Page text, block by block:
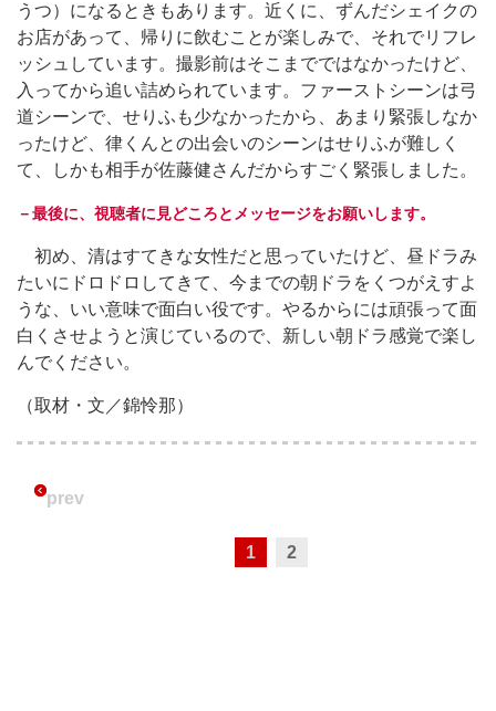
うつ）になるときもあります。近くに、ずんだシェイクの
お店があって、帰りに飲むことが楽しみで、それでリフレ
ッシュしています。撮影前はそこまでではなかったけど、
入ってから追い詰められています。ファーストシーンは弓
道シーンで、せりふも少なかったから、あまり緊張しなか
ったけど、律くんとの出会いのシーンはせりふが難しく
て、しかも相手が佐藤健さんだからすごく緊張しました。
－最後に、視聴者に見どころとメッセージをお願いします。
初め、清はすてきな女性だと思っていたけど、昼ドラみ
たいにドロドロしてきて、今までの朝ドラをくつがえすよ
うな、いい意味で面白い役です。やるからには頑張って面
白くさせようと演じているので、新しい朝ドラ感覚で楽し
んでください。
（取材・文／錦怜那）
prev
1 2